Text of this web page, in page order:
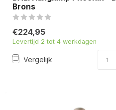
Brons
€224,95
Levertijd 2 tot 4 werkdagen
Vergelijk